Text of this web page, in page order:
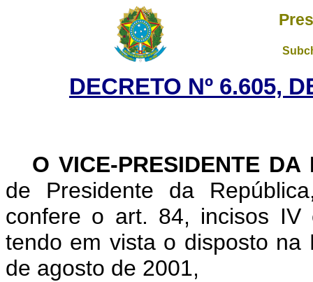
DECRETO Nº 6.605,
O VICE-PRESIDENTE DA
de Presidente da
confere o art. 84, incisos IV
tendo em vista o disposto na
de agosto de 2001,